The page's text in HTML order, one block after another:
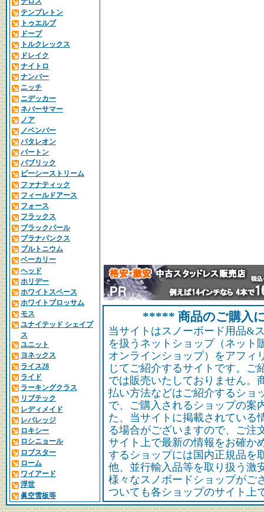
テンプレトン
トゥエルブ
ドープ
トルクレックス
ドレイク
ナイトロ
ナンバー
ニッチ
ニデッカー
ネバーサマー
ノア
ノベンバー
バタレオン
バートン
パブリック
ビーシーストリーム
ファナティック
フィールドアース
フォース
フラックス
ブラックパール
プラナパンクス
プルトニウム
ベーカリー
ヘッド
ホリデー
ホワイトスペース
ホワイトブロッサム
モス
ユナイテッド シェイプ
ス
ユニット
ヨネックス
ライス28
ライド
ラーキングクラス
リブテック
レディメイド
レバレッジ
ロキシー
ロシニョール
ロブスター
ローム
ワイアード
浮世
眞空雪板等
***** 商品のご購入
当サイトはスノーボード用品&
を扱うネットショップ（ネット
オンラインショップ）をアフィ
じてご紹介するサイトです。ご
では販売いたしておりません。
払い方法などはご紹介するショ
で、ご購入されるショップの案
た、当サイトに掲載されている
る場合がございますので、ご注
サイト上で最新の情報をお確か
するショップには国内正規品を
他、並行輸入品等を取り扱う激
様々なスノボードショップがご
ついても各ショップのサイト上